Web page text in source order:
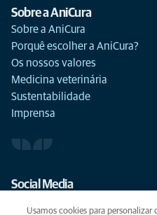
Sobre a AniCura
Sobre a AniCura
Porquê escolher a AniCura?
Os nossos valores
Medicina veterinária
Sustentabilidade
Imprensa
Social Media
Usamos cookies para